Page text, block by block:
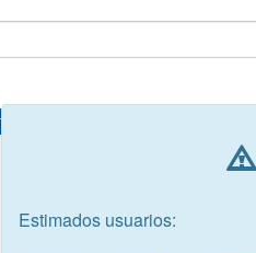
1 - 1
Estimados usuarios: